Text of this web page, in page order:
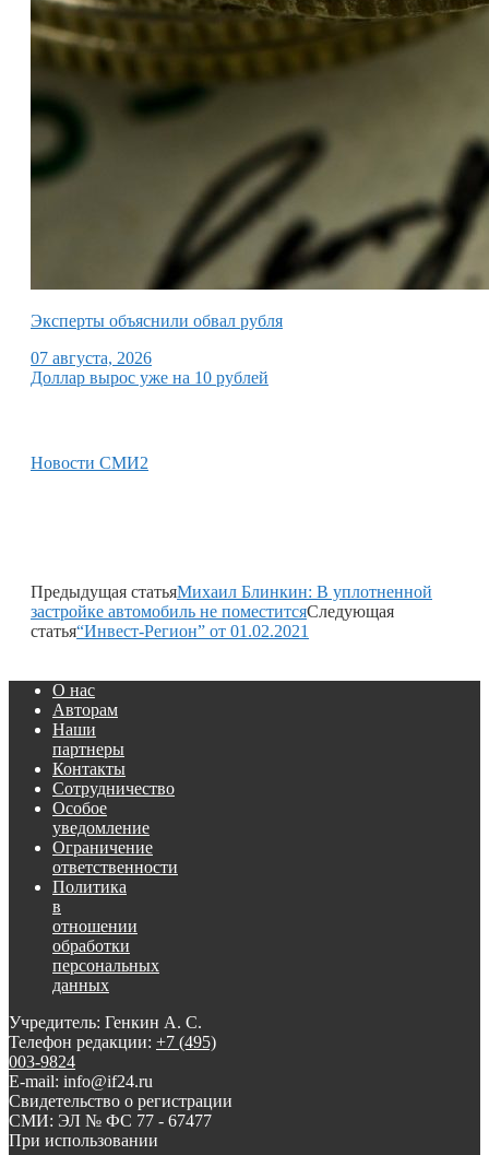
Эксперты объяснили обвал рубля
07 августа, 2026
Доллар вырос уже на 10 рублей
Новости СМИ2
Предыдущая статьяМихаил Блинкин: В уплотненной
застройке автомобиль не поместитсяСледующая
статья“Инвест-Регион” от 01.02.2021
О нас
Авторам
Наши
партнеры
Контакты
Сотрудничество
Особое
уведомление
Ограничение
ответственности
Политика
в
отношении
обработки
персональных
данных
Учредитель: Генкин А. С.
Телефон редакции: +7 (495)
003-9824
E-mail: info@if24.ru
Свидетельство о регистрации
СМИ: ЭЛ № ФС 77 - 67477
При использовании